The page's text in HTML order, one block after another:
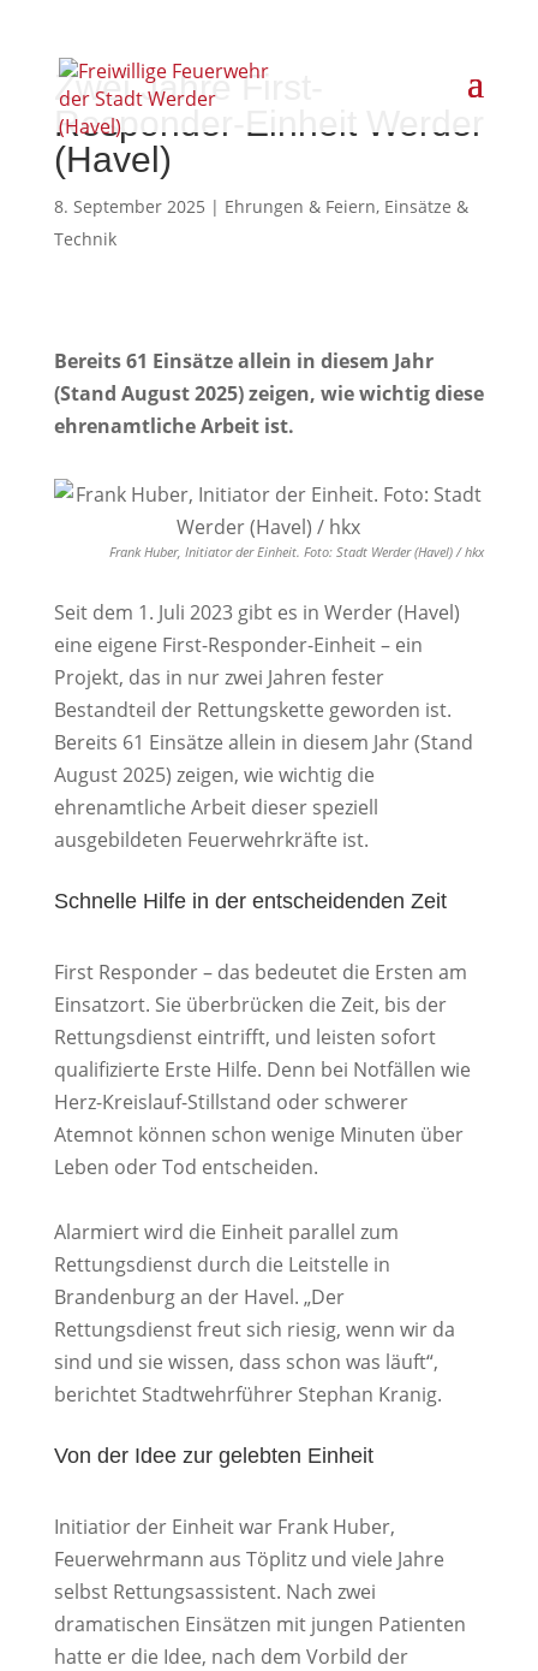
Zwei Jahre First-
Responder-Einheit Werder
(Havel)
8. September 2025 | Ehrungen & Feiern, Einsätze &
Technik
Bereits 61 Einsätze allein in diesem Jahr
(Stand August 2025) zeigen, wie wichtig diese
ehrenamtliche Arbeit ist.
Frank Huber, Initiator der Einheit. Foto: Stadt Werder (Havel) / hkx
Seit dem 1. Juli 2023 gibt es in Werder (Havel)
eine eigene First-Responder-Einheit – ein
Projekt, das in nur zwei Jahren fester
Bestandteil der Rettungskette geworden ist.
Bereits 61 Einsätze allein in diesem Jahr (Stand
August 2025) zeigen, wie wichtig die
ehrenamtliche Arbeit dieser speziell
ausgebildeten Feuerwehrkräfte ist.
Schnelle Hilfe in der entscheidenden Zeit
First Responder – das bedeutet die Ersten am
Einsatzort. Sie überbrücken die Zeit, bis der
Rettungsdienst eintrifft, und leisten sofort
qualifizierte Erste Hilfe. Denn bei Notfällen wie
Herz-Kreislauf-Stillstand oder schwerer
Atemnot können schon wenige Minuten über
Leben oder Tod entscheiden.
Alarmiert wird die Einheit parallel zum
Rettungsdienst durch die Leitstelle in
Brandenburg an der Havel. „Der
Rettungsdienst freut sich riesig, wenn wir da
sind und sie wissen, dass schon was läuft“,
berichtet Stadtwehrführer Stephan Kranig.
Von der Idee zur gelebten Einheit
Initiatior der Einheit war Frank Huber,
Feuerwehrmann aus Töplitz und viele Jahre
selbst Rettungsassistent. Nach zwei
dramatischen Einsätzen mit jungen Patienten
hatte er die Idee, nach dem Vorbild der